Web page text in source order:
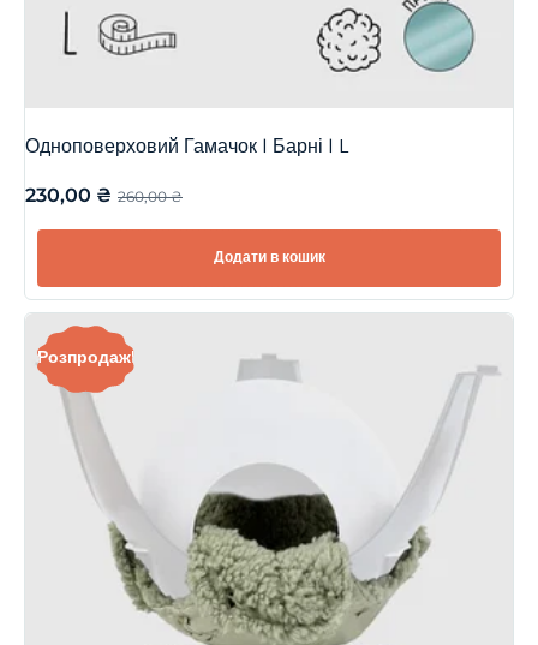
Одноповерховий Гамачок | Барні | L
260,00₴
230,00 ₴
Додати в кошик
Розпродаж!